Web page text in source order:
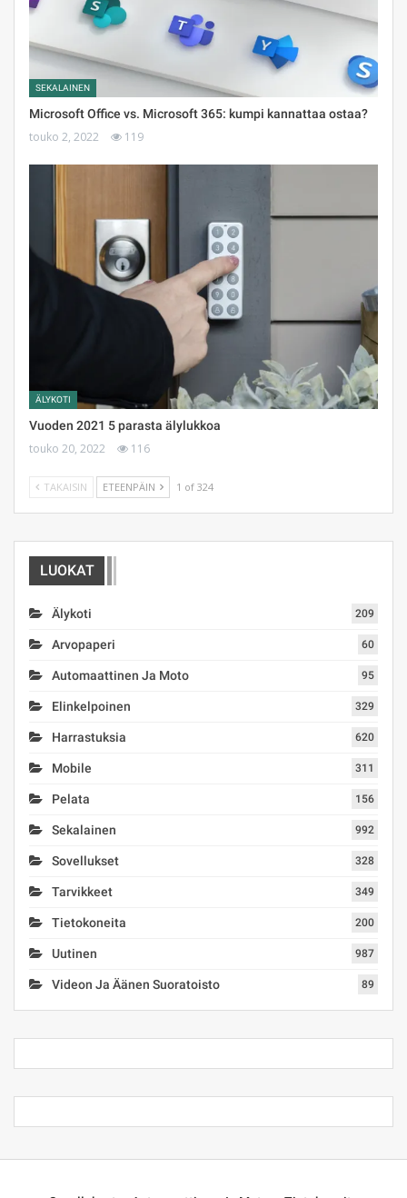
SEKALAINEN
Microsoft Office vs. Microsoft 365: kumpi kannattaa ostaa?
touko 2, 2022 119
ÄLYKOTI
Vuoden 2021 5 parasta älylukkoa
touko 20, 2022 116
TAKAISIN ETEENPÄIN 1 of 324
LUOKAT
Älykoti 209
Arvopaperi 60
Automaattinen Ja Moto 95
Elinkelpoinen 329
Harrastuksia 620
Mobile 311
Pelata 156
Sekalainen 992
Sovellukset 328
Tarvikkeet 349
Tietokoneita 200
Uutinen 987
Videon Ja Äänen Suoratoisto 89